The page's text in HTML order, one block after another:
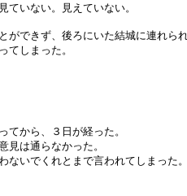
ていない。見えていない。
ができず、後ろにいた結城に連れられ
てしまった。
てから、３日が経った。
見は通らなかった。
ないでくれとまで言われてしまった。